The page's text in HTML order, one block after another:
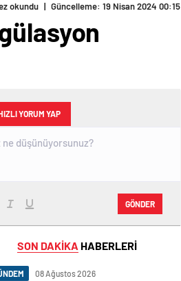
okundu | Güncelleme: 19 Nisan 2024 00:15
YORUM YAP
GÖNDER
SON DAKİKA HABERLERİ
08 Ağustos 2026